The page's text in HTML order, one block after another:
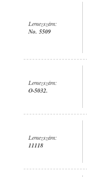
Lemezszám:
No. 5509
Lemezszám:
O-5032.
Lemezszám:
11118